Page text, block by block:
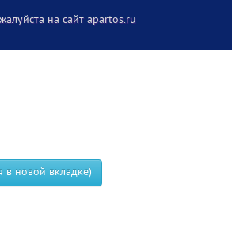
на сайт apartos.ru
в новой вкладке)